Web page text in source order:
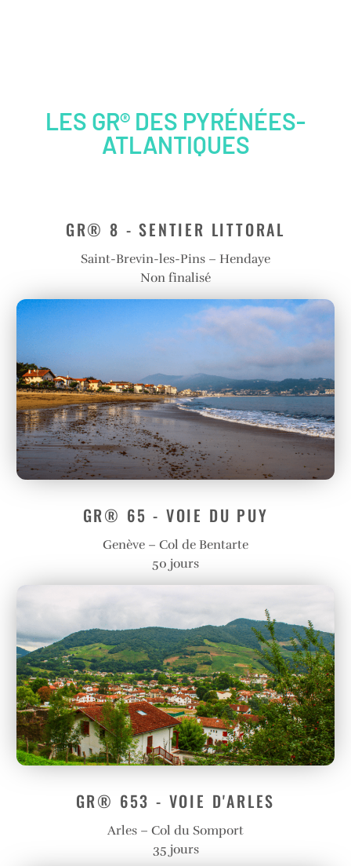
LES GR® DES PYRÉNÉES-
ATLANTIQUES
GR® 8 - SENTIER LITTORAL
Saint-Brevin-les-Pins – Hendaye
Non finalisé
GR® 65 - VOIE DU PUY
Genève – Col de Bentarte
50 jours
GR® 653 - VOIE D'ARLES
Arles – Col du Somport
35 jours